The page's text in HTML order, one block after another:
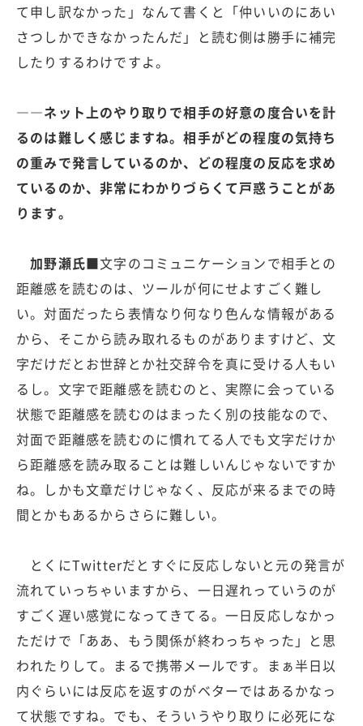
て申し訳なかった」なんて書くと「仲いいのにあい
さつしかできなかったんだ」と読む側は勝手に補完
したりするわけですよ。
――ネット上のやり取りで相手の好意の度合いを計
るのは難しく感じますね。相手がどの程度の気持ち
の重みで発言しているのか、どの程度の反応を求め
ているのか、非常にわかりづらくて戸惑うことがあ
ります。
加野瀬氏■文字のコミュニケーションで相手との
距離感を読むのは、ツールが何にせよすごく難し
い。対面だったら表情なり何なり色んな情報がある
から、そこから読み取れるものがありますけど、文
字だけだとお世辞とか社交辞令を真に受ける人もい
るし。文字で距離感を読むのと、実際に会っている
状態で距離感を読むのはまったく別の技能なので、
対面で距離感を読むのに慣れてる人でも文字だけか
ら距離感を読み取ることは難しいんじゃないですか
ね。しかも文章だけじゃなく、反応が来るまでの時
間とかもあるからさらに難しい。
とくにTwitterだとすぐに反応しないと元の発言が
流れていっちゃいますから、一日遅れっていうのが
すごく遅い感覚になってきてる。一日反応しなかっ
ただけで「ああ、もう関係が終わっちゃった」と思
われたりして。まるで携帯メールです。まぁ半日以
内ぐらいには反応を返すのがベターではあるかなっ
て状態ですね。でも、そういうやり取りに必死にな